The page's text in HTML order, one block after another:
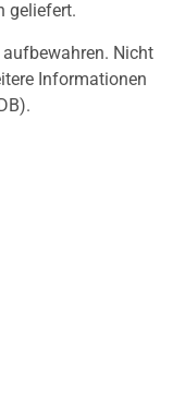
geliefert.
Nicht
Informationen